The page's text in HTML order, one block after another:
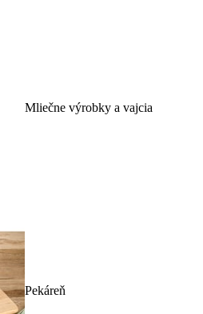
Mliečne výrobky a vajcia
Pekáreň